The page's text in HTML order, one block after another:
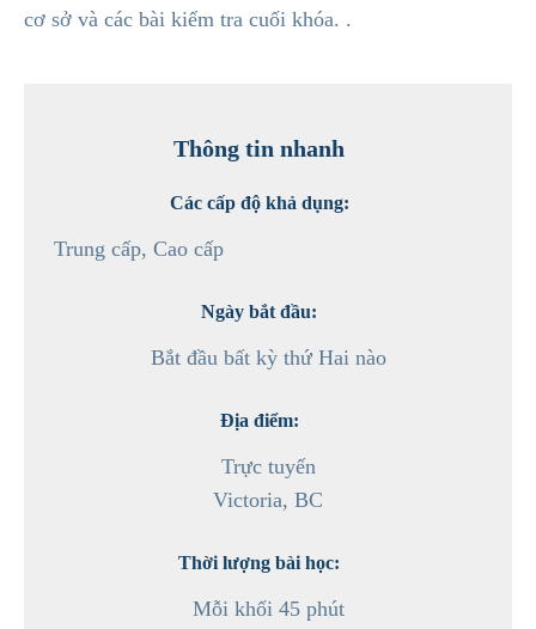
cơ sở và các bài kiểm tra cuối khóa. .
Thông tin nhanh
Các cấp độ khả dụng:
Trung cấp, Cao cấp
Ngày bắt đầu:
Bắt đầu bất kỳ thứ Hai nào
Địa điểm:
Trực tuyến
Victoria, BC
Thời lượng bài học:
Mỗi khối 45 phút